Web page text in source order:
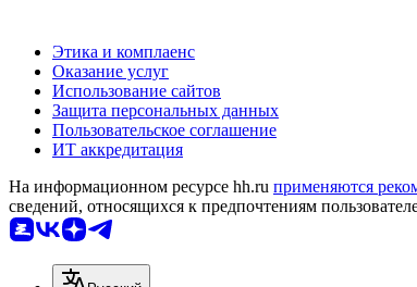
Этика и комплаенс
Оказание услуг
Использование сайтов
Защита персональных данных
Пользовательское соглашение
ИТ аккредитация
На информационном ресурсе hh.ru применяются
сведений, относящихся к предпочтениям